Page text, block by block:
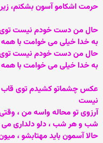
حرمت اشکامو آسون بشکنم،
حال من دست خودم نیست توی
به خدا خیلی می خوامت با
حال من دست خودم نیست توی
به خدا خیلی می خوامت با
عکس چشماتو کشیدم توی قاب
نیست
آرزوی تو محاله واسه من ،
شب و هر شب ، دلو دلداری می
حالا آسمون باید مهتابشو ،